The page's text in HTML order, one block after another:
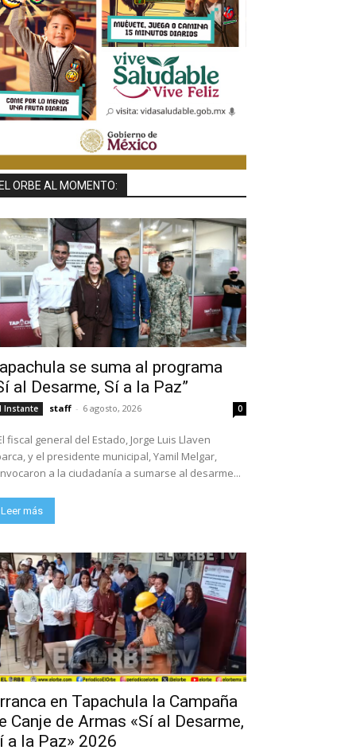
EL ORBE AL MOMENTO:
se suma al programa
al Desarme, Sí a la Paz”
Instante staff - 6 agosto, 2026 0
fiscal general del Estado, Jorge Luis Llaven
y el presidente municipal, Yamil Melgar,
a la ciudadanía a sumarse al desarme...
Leer más
en Tapachula la Campaña
Canje de Armas «Sí al Desarme,
a la Paz» 2026